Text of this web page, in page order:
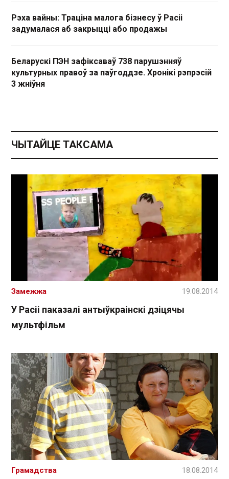
Рэха вайны: Траціна малога бізнесу ў Расіі
задумалася аб закрыцці або продажы
Беларускі ПЭН зафіксаваў 738 парушэнняў
культурных правоў за паўгоддзе. Хронікі рэпрэсій
3 жніўня
ЧЫТАЙЦЕ ТАКСАМА
У Расіі паказалі антыўкраінскі дзіцячы
мультфільм
Замежжа 19.08.2014
Грамадства 18.08.2014